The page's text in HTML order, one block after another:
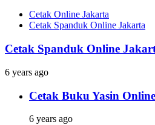
Cetak Online Jakarta
Cetak Spanduk Online Jakarta
Cetak Spanduk Online
6 years ago
Cetak Buku Yasin Online
6 years ago